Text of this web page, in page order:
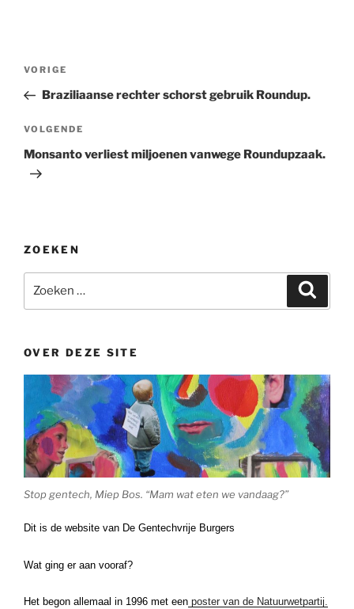
Bericht
Vorig
bericht
VORIGE
Braziliaanse rechter schorst gebruik Roundup.
Volgend
bericht
VOLGENDE
Monsanto verliest miljoenen vanwege Roundupzaak.
ZOEKEN
naar:
OVER DEZE SITE
Stop gentech, Miep Bos. “Mam wat eten we vandaag?”
Dit is de website van De Gentechvrije Burgers
Wat ging er aan vooraf?
Het begon allemaal in 1996 met een poster van de Natuurwetpartij.